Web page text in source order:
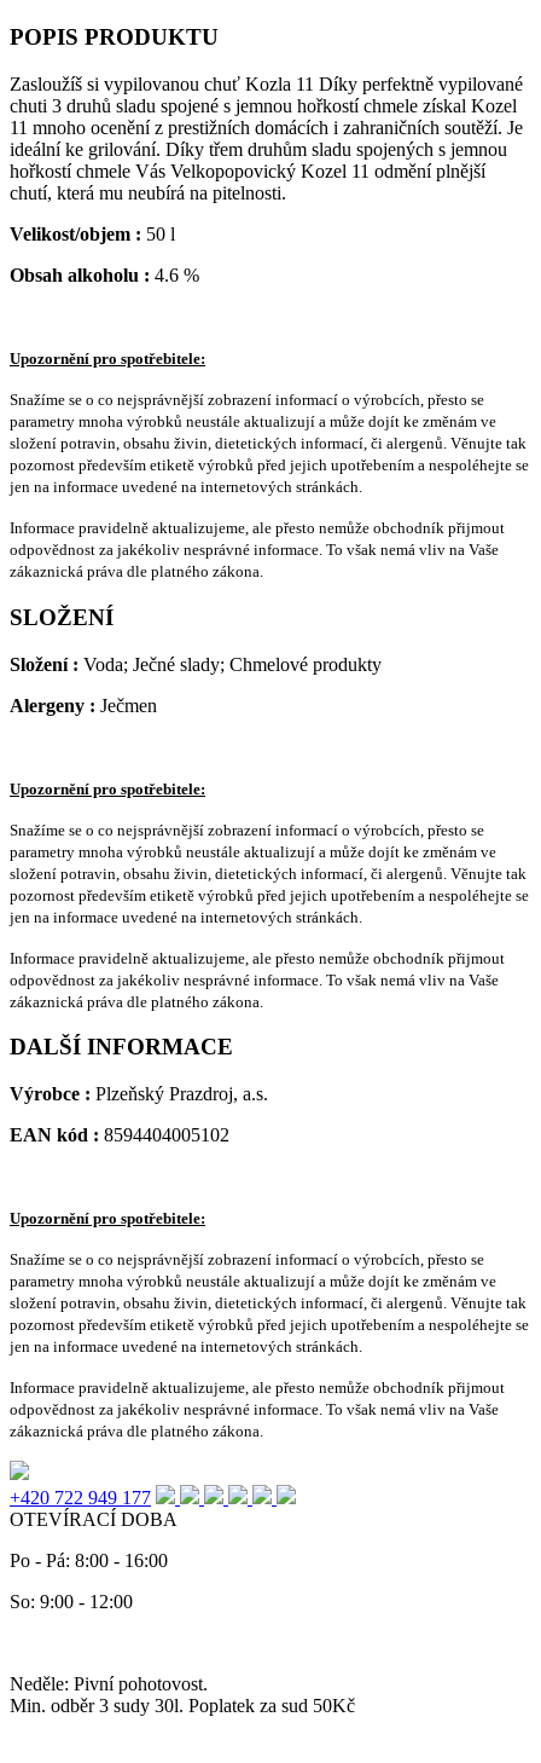
POPIS PRODUKTU
Zasloužíš si vypilovanou chuť Kozla 11 Díky perfektně vypilované
chuti 3 druhů sladu spojené s jemnou hořkostí chmele získal Kozel
11 mnoho ocenění z prestižních domácích i zahraničních soutěží. Je
ideální ke grilování. Díky třem druhům sladu spojených s jemnou
hořkostí chmele Vás Velkopopovický Kozel 11 odmění plnější
chutí, která mu neubírá na pitelnosti.
Velikost/objem : 50 l
Obsah alkoholu : 4.6 %
Upozornění pro spotřebitele:
Snažíme se o co nejsprávnější zobrazení informací o výrobcích, přesto se
parametry mnoha výrobků neustále aktualizují a může dojít ke změnám ve
složení potravin, obsahu živin, dietetických informací, či alergenů. Věnujte tak
pozornost především etiketě výrobků před jejich upotřebením a nespoléhejte se
jen na informace uvedené na internetových stránkách.
Informace pravidelně aktualizujeme, ale přesto nemůže obchodník přijmout
odpovědnost za jakékoliv nesprávné informace. To však nemá vliv na Vaše
zákaznická práva dle platného zákona.
SLOŽENÍ
Složení : Voda; Ječné slady; Chmelové produkty
Alergeny : Ječmen
Upozornění pro spotřebitele:
Snažíme se o co nejsprávnější zobrazení informací o výrobcích, přesto se
parametry mnoha výrobků neustále aktualizují a může dojít ke změnám ve
složení potravin, obsahu živin, dietetických informací, či alergenů. Věnujte tak
pozornost především etiketě výrobků před jejich upotřebením a nespoléhejte se
jen na informace uvedené na internetových stránkách.
Informace pravidelně aktualizujeme, ale přesto nemůže obchodník přijmout
odpovědnost za jakékoliv nesprávné informace. To však nemá vliv na Vaše
zákaznická práva dle platného zákona.
DALŠÍ INFORMACE
Výrobce : Plzeňský Prazdroj, a.s.
EAN kód : 8594404005102
Upozornění pro spotřebitele:
Snažíme se o co nejsprávnější zobrazení informací o výrobcích, přesto se
parametry mnoha výrobků neustále aktualizují a může dojít ke změnám ve
složení potravin, obsahu živin, dietetických informací, či alergenů. Věnujte tak
pozornost především etiketě výrobků před jejich upotřebením a nespoléhejte se
jen na informace uvedené na internetových stránkách.
Informace pravidelně aktualizujeme, ale přesto nemůže obchodník přijmout
odpovědnost za jakékoliv nesprávné informace. To však nemá vliv na Vaše
zákaznická práva dle platného zákona.
+420 722 949 177
OTEVÍRACÍ DOBA
Po - Pá: 8:00 - 16:00
So: 9:00 - 12:00
Neděle: Pivní pohotovost.
Min. odběr 3 sudy 30l. Poplatek za sud 50Kč